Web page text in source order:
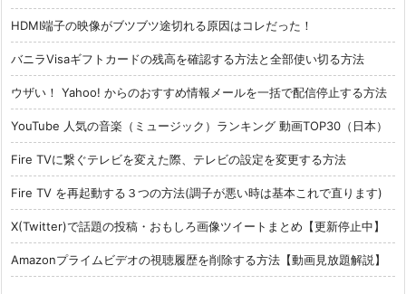
HDMI端子の映像がブツブツ途切れる原因はコレだった！
バニラVisaギフトカードの残高を確認する方法と全部使い切る方法
ウザい！ Yahoo! からのおすすめ情報メールを一括で配信停止する方法
YouTube 人気の音楽（ミュージック）ランキング 動画TOP30（日本）
Fire TVに繋ぐテレビを変えた際、テレビの設定を変更する方法
Fire TV を再起動する３つの方法(調子が悪い時は基本これで直ります)
X(Twitter)で話題の投稿・おもしろ画像ツイートまとめ【更新停止中】
Amazonプライムビデオの視聴履歴を削除する方法【動画見放題解説】